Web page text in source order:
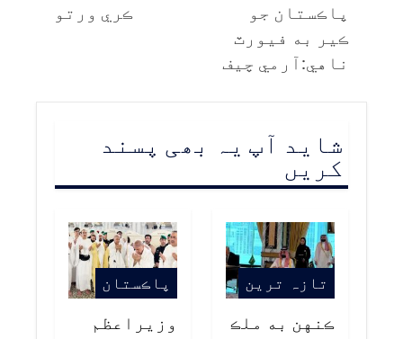
پاڪستان جو
ڪير به فيورٽ
ناهي:آرمي چيف
ڪري ورتو
شاید آپ یہ بھی پسند
کریں
تازہ ترین
ڪنهن به ملڪ
پاڪستان
وزيراعظم